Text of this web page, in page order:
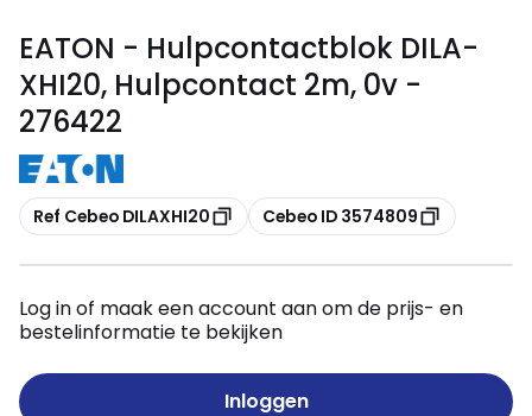
EATON - Hulpcontactblok DILA-
XHI20, Hulpcontact 2m, 0v -
276422
Kopiëren
Ref Cebeo DILAXHI20 Kopiëren
Cebeo ID 3574809
Log in of maak een account aan om de prijs- en
bestelinformatie te bekijken
Inloggen